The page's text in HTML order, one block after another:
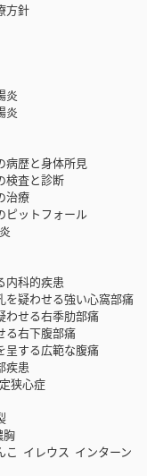
針
炎
炎
歴と身体所見
査と診断
療
ットフォール
科的疾患
疑わせる強い心窩部痛
せる右季肋部痛
右下腹部痛
する広範な腹痛
疾患
狭心症
レウス インターン